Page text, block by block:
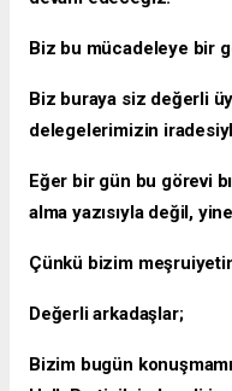
Biz bu mücadeleye bir
Biz buraya siz değerli
delegelerimizin
Eğer bir gün bu görevi
alma yazısıyla değil,
Çünkü bizim
Değerli arkadaşlar;
Bizim bugün